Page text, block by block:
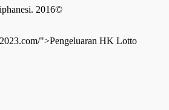
2016©
">Pengeluaran HK Lotto